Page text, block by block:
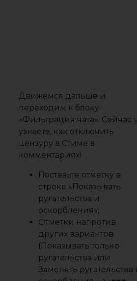
Поставьте отметку в
строке «Показывать
ругательства и
оскорбления»;
Отметки напротив
других вариантов
ругательства или
Заменять ругательства и
оскорбления на «♥♥♥»
или «***») нужно снять.
При этом ниже вы можете